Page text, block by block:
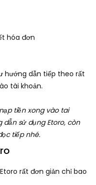
hóa đơn
hướng dẫn tiếp theo rất
tài khoản.
tiền xong vào tai
dẫn sử dụng Etoro, còn
tiếp nhé.
rất đơn giản chỉ bao